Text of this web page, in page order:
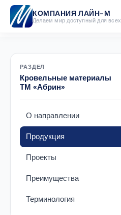
КОМПАНИЯ ЛАЙН-М
Делаем мир доступный для всех
РАЗДЕЛ
Кровельные материалы
ТМ «Абрин»
О направлении
Продукция
Проекты
Преимущества
Терминология